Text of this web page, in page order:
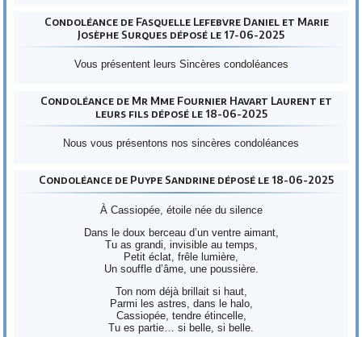
Condoléance de Fasquelle Lefebvre Daniel et Marie
Josèphe Surques déposé le 17-06-2025
Vous présentent leurs Sincères condoléances
Condoléance de Mr Mme Fournier Havart Laurent et
leurs fils déposé le 18-06-2025
Nous vous présentons nos sincères condoléances
Condoléance de Puype Sandrine déposé le 18-06-2025
À Cassiopée, étoile née du silence
Dans le doux berceau d’un ventre aimant,
Tu as grandi, invisible au temps,
Petit éclat, frêle lumière,
Un souffle d’âme, une poussière.
Ton nom déjà brillait si haut,
Parmi les astres, dans le halo,
Cassiopée, tendre étincelle,
Tu es partie… si belle, si belle.